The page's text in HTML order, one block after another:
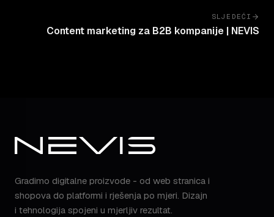
SLJEDEĆI
Content marketing za B2B kompanije | NEVIS
Gradimo digitalne proizvode - od web stranica i
shopova do platformi i rješenja po mjeri. Dizajn
i tehnologija spojeni u mjerljiv rezultat.